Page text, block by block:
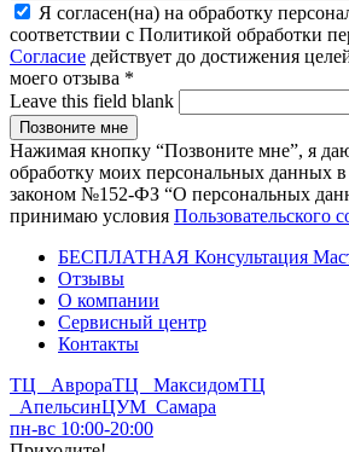
Я согласен(на) на обработку
соответствии с Политикой обработки
Согласие действует до достижения
моего отзыва *
Leave this field blank
Нажимая кнопку “Позвоните мне”, я даю
обработку моих персональных данных в
законом №152-ФЗ “О персональных
принимаю условия Пользовательского
БЕСПЛАТНАЯ Консультация
Отзывы
О компании
Сервисный центр
Контакты
ТЦ АврораТЦ МаксидомТЦ
АпельсинЦУМ Самара
пн-вс 10:00-20:00